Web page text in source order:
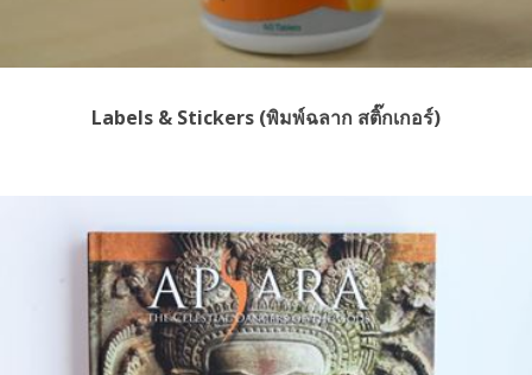
Labels & Stickers (พิมพ์ฉลาก สติ๊กเกอร์)